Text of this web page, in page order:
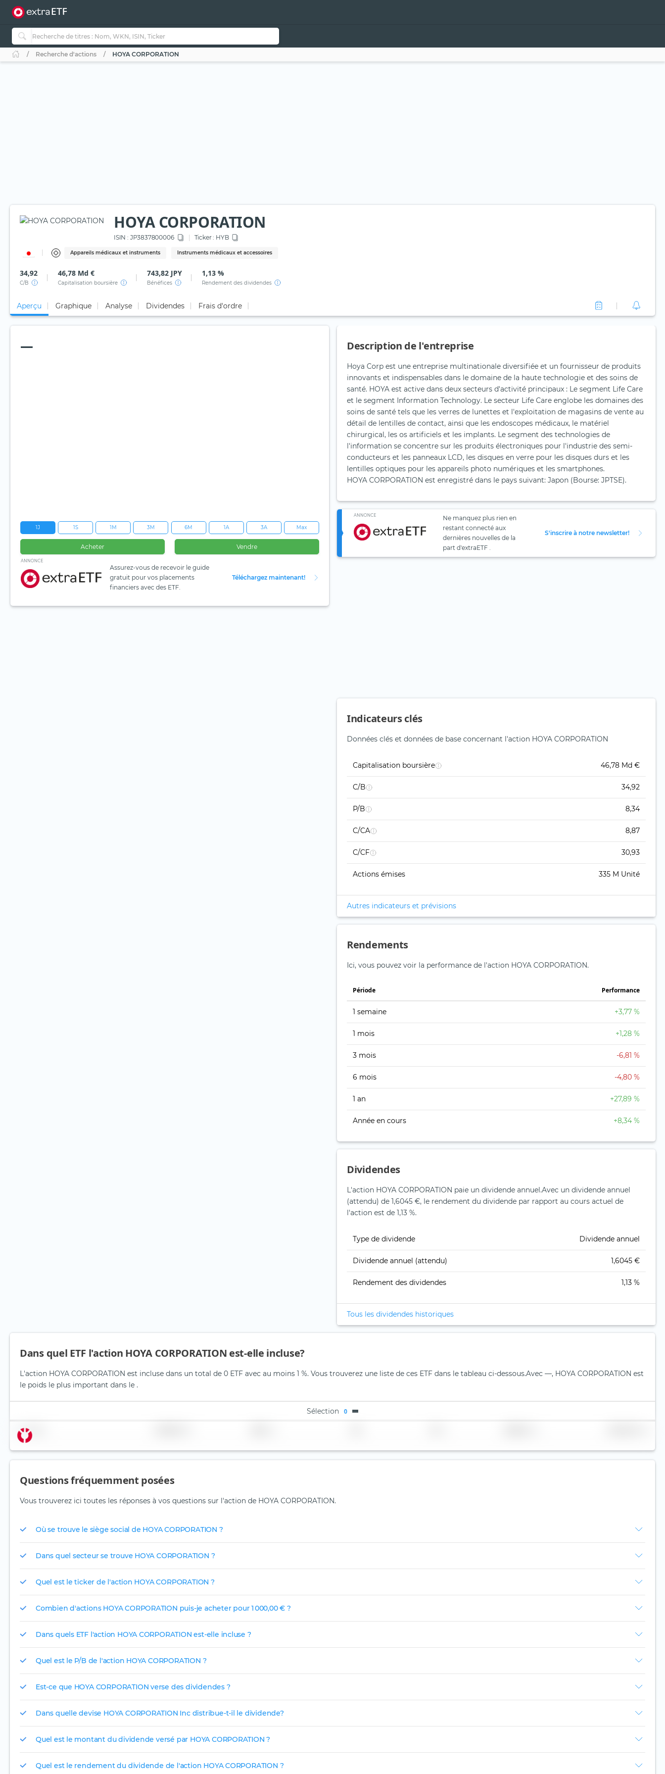
Recherche d'actions HOYA CORPORATION
HOYA CORPORATION
ISIN : JP3837800006 Ticker : HYB
Appareils médicaux et instruments Instruments médicaux et accessoires
34,92
C/B
46,78 Md €
Capitalisation boursière
743,82 JPY
Bénéfices
1,13 %
Rendement des dividendes
Aperçu Graphique Analyse Dividendes Frais d'ordre
—
1J 1S 1M 3M 6M 1A 3A Max
Acheter Vendre
ANNONCE
Assurez-vous de recevoir le guide
gratuit pour vos placements
financiers avec des ETF.
Téléchargez maintenant!
Description de l'entreprise
Hoya Corp est une entreprise multinationale diversifiée et un fournisseur de produits
innovants et indispensables dans le domaine de la haute technologie et des soins de
santé. HOYA est active dans deux secteurs d'activité principaux : Le segment Life Care
et le segment Information Technology. Le secteur Life Care englobe les domaines des
soins de santé tels que les verres de lunettes et l'exploitation de magasins de vente au
détail de lentilles de contact, ainsi que les endoscopes médicaux, le matériel
chirurgical, les os artificiels et les implants. Le segment des technologies de
l'information se concentre sur les produits électroniques pour l'industrie des semi-
conducteurs et les panneaux LCD, les disques en verre pour les disques durs et les
lentilles optiques pour les appareils photo numériques et les smartphones.
HOYA CORPORATION est enregistré dans le pays suivant: Japon (Bourse: JPTSE).
ANNONCE
Ne manquez plus rien en
restant connecté aux
dernières nouvelles de la
part d'extraETF .
S'inscrire à notre newsletter!
Indicateurs clés
Données clés et données de base concernant l'action HOYA CORPORATION
Capitalisation boursière 46,78 Md €
C/B 34,92
P/B 8,34
C/CA 8,87
C/CF 30,93
Actions émises 335 M Unité
Autres indicateurs et prévisions
Rendements
Ici, vous pouvez voir la performance de l'action HOYA CORPORATION.
Période Performance
1 semaine +3,77 %
1 mois +1,28 %
3 mois -6,81 %
6 mois -4,80 %
1 an +27,89 %
Année en cours +8,34 %
Dividendes
L'action HOYA CORPORATION paie un dividende annuel.Avec un dividende annuel
(attendu) de 1,6045 €, le rendement du dividende par rapport au cours actuel de
l'action est de 1,13 %.
Type de dividende Dividende annuel
Dividende annuel (attendu) 1,6045 €
Rendement des dividendes 1,13 %
Tous les dividendes historiques
Dans quel ETF l'action HOYA CORPORATION est-elle incluse?
L'action HOYA CORPORATION est incluse dans un total de 0 ETF avec au moins 1 %. Vous trouverez une liste de ces ETF dans le tableau ci-dessous.Avec —, HOYA CORPORATION est
le poids le plus important dans le .
Sélection 0
Nom
Questions fréquemment posées
Vous trouverez ici toutes les réponses à vos questions sur l'action de HOYA CORPORATION.
Où se trouve le siège social de HOYA CORPORATION ?
Dans quel secteur se trouve HOYA CORPORATION ?
Quel est le ticker de l'action HOYA CORPORATION ?
Combien d'actions HOYA CORPORATION puis-je acheter pour 1 000,00 € ?
Dans quels ETF l'action HOYA CORPORATION est-elle incluse ?
Quel est le P/B de l'action HOYA CORPORATION ?
Est-ce que HOYA CORPORATION verse des dividendes ?
Dans quelle devise HOYA CORPORATION Inc distribue-t-il le dividende?
Quel est le montant du dividende versé par HOYA CORPORATION ?
Quel est le rendement du dividende de l'action HOYA CORPORATION ?